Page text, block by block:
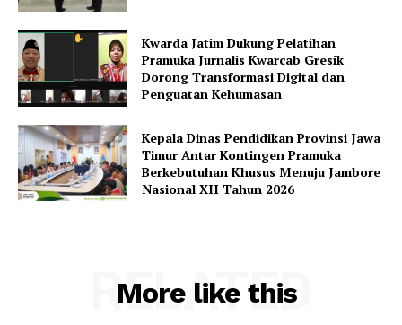
Kwarda Jatim Dukung Pelatihan
Pramuka Jurnalis Kwarcab Gresik
Dorong Transformasi Digital dan
Penguatan Kehumasan
Kepala Dinas Pendidikan Provinsi Jawa
Timur Antar Kontingen Pramuka
Berkebutuhan Khusus Menuju Jambore
Nasional XII Tahun 2026
More like this
RELATED